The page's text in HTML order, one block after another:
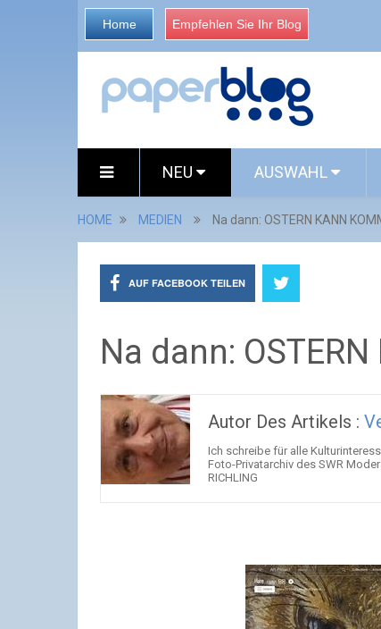
Home Empfehlen Sie Ihr Blog
NEU AUSWAHL
HOME MEDIEN Na dann: OSTERN KANN
AUF FACEBOOK TEILEN
Na dann:
Autor Des Artikels :
Ich schreibe für alle
Foto-Privatarchiv des SWR
RICHLING